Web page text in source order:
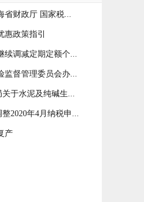
省财政厅 国家税...
政策指引
续调减定期定额个...
监督管理委员会办...
于水泥及纯碱生...
2020年4月纳税申...
产